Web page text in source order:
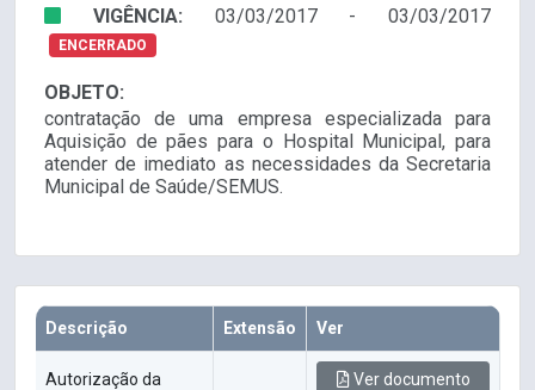
VIGÊNCIA: 03/03/2017 - 03/03/2017
ENCERRADO
OBJETO:
contratação de uma empresa especializada para
Aquisição de pães para o Hospital Municipal, para
atender de imediato as necessidades da Secretaria
Municipal de Saúde/SEMUS.
Descrição Extensão Ver
Autorização da
Ver documento